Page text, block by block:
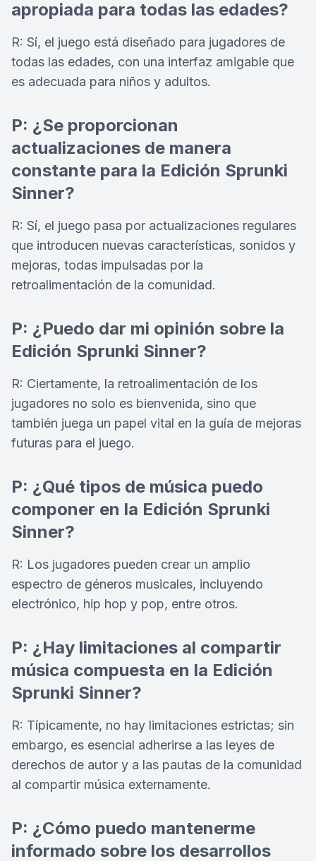
apropiada para todas las edades?
R: Sí, el juego está diseñado para jugadores de
todas las edades, con una interfaz amigable que
es adecuada para niños y adultos.
P: ¿Se proporcionan
actualizaciones de manera
constante para la Edición Sprunki
Sinner?
R: Sí, el juego pasa por actualizaciones regulares
que introducen nuevas características, sonidos y
mejoras, todas impulsadas por la
retroalimentación de la comunidad.
P: ¿Puedo dar mi opinión sobre la
Edición Sprunki Sinner?
R: Ciertamente, la retroalimentación de los
jugadores no solo es bienvenida, sino que
también juega un papel vital en la guía de mejoras
futuras para el juego.
P: ¿Qué tipos de música puedo
componer en la Edición Sprunki
Sinner?
R: Los jugadores pueden crear un amplio
espectro de géneros musicales, incluyendo
electrónico, hip hop y pop, entre otros.
P: ¿Hay limitaciones al compartir
música compuesta en la Edición
Sprunki Sinner?
R: Típicamente, no hay limitaciones estrictas; sin
embargo, es esencial adherirse a las leyes de
derechos de autor y a las pautas de la comunidad
al compartir música externamente.
P: ¿Cómo puedo mantenerme
informado sobre los desarrollos